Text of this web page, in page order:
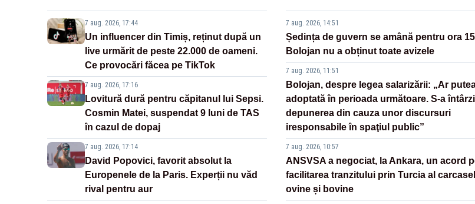
7 aug. 2026, 17:44
Un influencer din Timiș, reținut după un
live urmărit de peste 22.000 de oameni.
Ce provocări făcea pe TikTok
7 aug. 2026, 17:16
Lovitură dură pentru căpitanul lui Sepsi.
Cosmin Matei, suspendat 9 luni de TAS
în cazul de dopaj
7 aug. 2026, 17:14
David Popovici, favorit absolut la
Europenele de la Paris. Experții nu văd
rival pentru aur
7 aug. 2026, 14:51
Ședința de guvern se amână pentru ora
Bolojan nu a obținut toate avizele
7 aug. 2026, 11:51
Bolojan, despre legea salarizării: „Ar
adoptată în perioada următoare. S-a
depunerea din cauza unor discursuri
iresponsabile în spaţiul public”
7 aug. 2026, 10:57
ANSVSA a negociat, la Ankara, un acord
facilitarea tranzitului prin Turcia al
ovine și bovine